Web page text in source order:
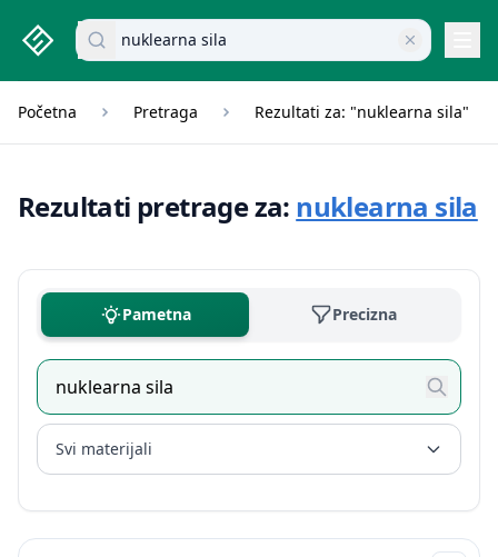
studenti.rs home page
Pretraži dokumente
Početna Pretraga Rezultati za: "nuklearna sila"
Rezultati pretrage za: nuklearna sila
Pametna Precizna
Svi materijali